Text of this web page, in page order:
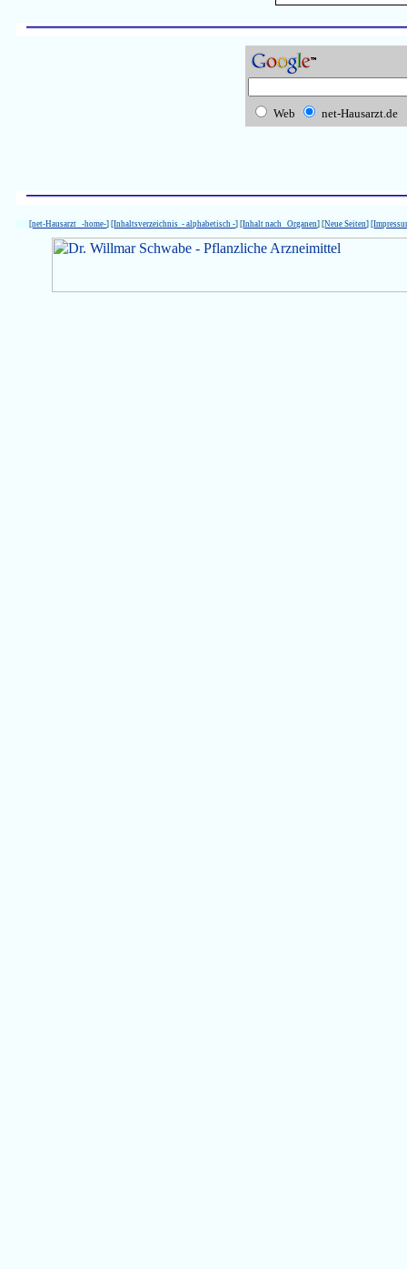
Web net-Hausarzt.de
[net-Hausarzt -home-] [Inhaltsverzeichnis - alphabetisch -] [Inhalt nach Organen] [Neue Seiten] [